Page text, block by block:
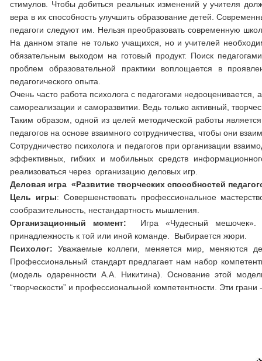
стимулов. Чтобы добиться реальных изменений у учителя
вера в их способность улучшить образование детей.
педагоги следуют им. Нельзя преобразовать современную
На данном этапе не только учащихся, но и учителей
обязательным выходом на готовый продукт. Поиск
проблем образовательной практики воплощается в
педагогического опыта.
Очень часто работа психолога с педагогами
самореализации и саморазвитии. Ведь только активный,
Таким образом, одной из целей методической работы
педагогов на основе взаимного сотрудничества, чтобы они
Сотрудничество психолога и педагогов при организации
эффективных, гибких и мобильных средств
реализоваться через организацию деловых игр.
Деловая игра «Развитие творческих способностей
Цель игры: Совершенствовать профессиональное
сообразительность, нестандартность мышления.
Организационный момент:
Игра «Чудесный
принадлежность к той или иной команде. Выбирается жюри.
Психолог: Уважаемые коллеги, меняется мир, меняются
Профессиональный стандарт предлагает нам набор
(модель одаренности А.А. Никитина). Основание этой
“творческости” и профессиональной компетентности. Эти